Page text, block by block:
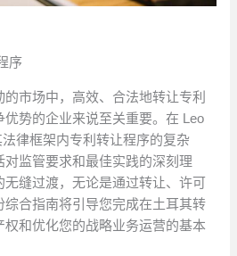
序
市场中，高效、合法地转让专利
势的企业来说至关重要。在 Leo
律框架内专利转让程序的复杂
监管要求和最佳实践的深刻理
无缝过渡，无论是通过转让、许可
合指南将引导您完成在土耳其转
和优化您的战略业务运营的基本